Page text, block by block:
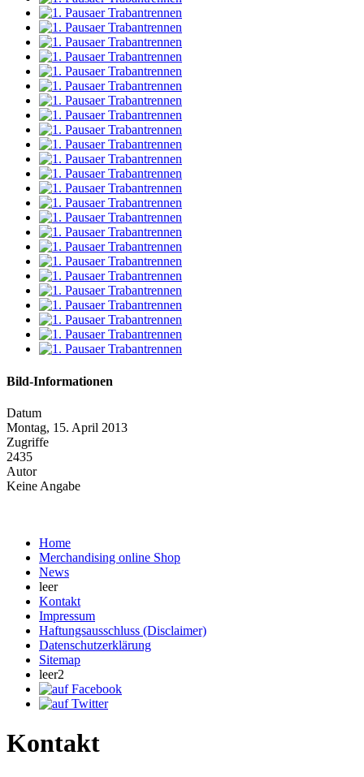
Bild-Informationen
Datum
Montag, 15. April 2013
Zugriffe
2435
Autor
Keine Angabe
Home
Merchandising online Shop
News
leer
Kontakt
Impressum
Haftungsausschluss (Disclaimer)
Datenschutzerklärung
Sitemap
leer2
Kontakt